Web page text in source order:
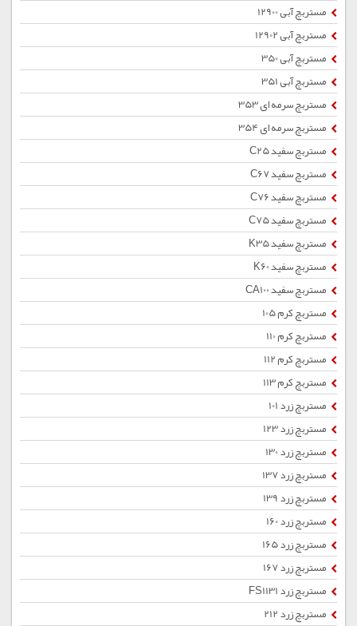
مستربچ آبی 12900
مستربچ آبی 12902
مستربچ آبی 350
مستربچ آبی 351
مستربچ سرمه ای 353
مستربچ سرمه ای 354
مستربچ سفید C25
مستربچ سفید C67
مستربچ سفید C76
مستربچ سفید C75
مستربچ سفید K35
مستربچ سفید K60
مستربچ سفید CA100
مستربچ کرم 105
مستربچ کرم 110
مستربچ کرم 112
مستربچ کرم 113
مستربچ زرد 101
مستربچ زرد 123
مستربچ زرد 130
مستربچ زرد 137
مستربچ زرد 139
مستربچ زرد 160
مستربچ زرد 165
مستربچ زرد 167
مستربچ زرد FS1131
مستربچ زرد 212